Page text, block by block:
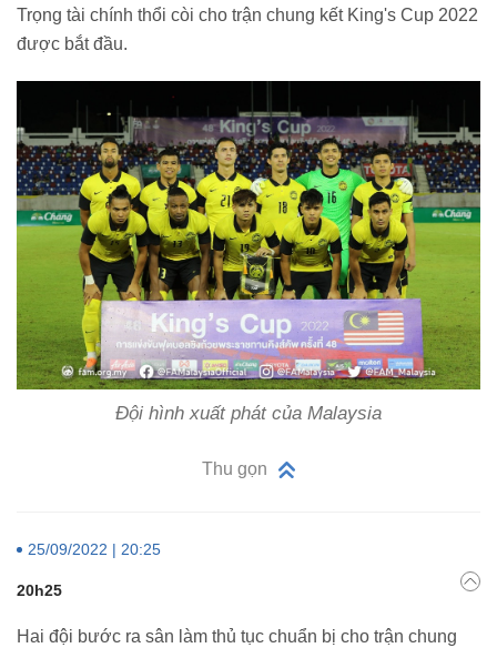
Trọng tài chính thổi còi cho trận chung kết King's Cup 2022
được bắt đầu.
Đội hình xuất phát của Malaysia
Thu gọn
25/09/2022 | 20:25
20h25
Hai đội bước ra sân làm thủ tục chuẩn bị cho trận chung